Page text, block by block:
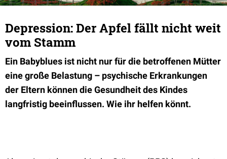
Depression: Der Apfel fällt nicht weit
vom Stamm
Ein Babyblues ist nicht nur für die betroffenen Mütter
eine große Belastung – psychische Erkrankungen
der Eltern können die Gesundheit des Kindes
langfristig beeinflussen. Wie ihr helfen könnt.